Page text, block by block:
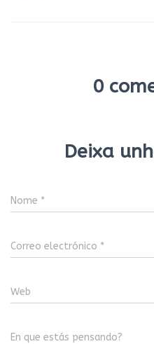
0
Deixa
Nome *
Correo electrónico *
Web
En que estás pensando?